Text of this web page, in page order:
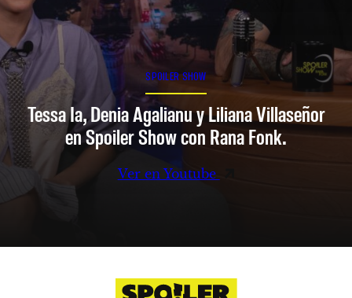
SPOILER SHOW
Tessa Ia, Denia Agalianu y Liliana Villaseñor
en Spoiler Show con Rana Fonk.
Ver en Youtube